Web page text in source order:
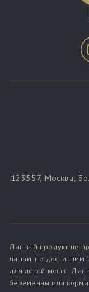
123557, Москва,
Данный продукт не
лицам, не достигшим
для детей месте.
беременны или